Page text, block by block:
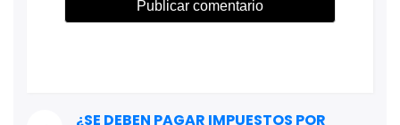
¿SE DEBEN PAGAR IMPUESTOS POR